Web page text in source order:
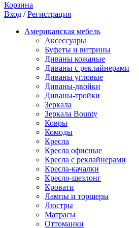
Корзина
Вход /Регистрация
Американская мебель
Аксессуары
Буфеты и витрины
Диваны кожаные
Диваны с реклайнерами
Диваны угловые
Диваны-двойки
Диваны-тройки
Зеркала
Зеркала Bounty
Ковры
Комоды
Кресла
Кресла офисные
Кресла с реклайнерами
Кресла-качалки
Кресло-шезлонг
Кровати
Лампы и торшеры
Люстры
Матрасы
Оттоманки